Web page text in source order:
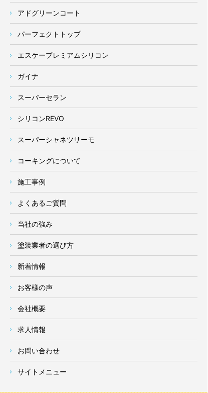
アドグリーンコート
パーフェクトトップ
エスケープレミアムシリコン
ガイナ
スーパーセラン
シリコンREVO
スーパーシャネツサーモ
コーキングについて
施工事例
よくあるご質問
当社の強み
塗装業者の選び方
新着情報
お客様の声
会社概要
求人情報
お問い合わせ
サイトメニュー